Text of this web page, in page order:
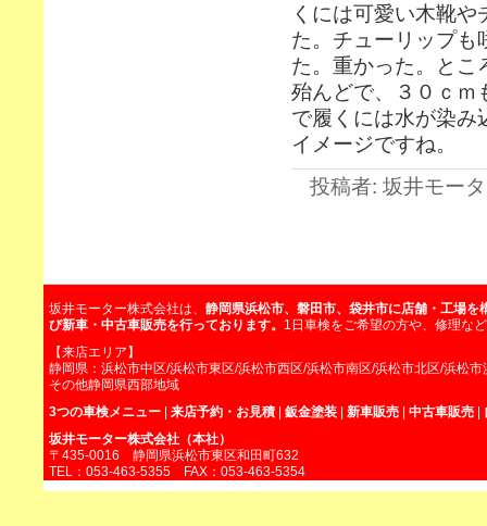
くには可愛い木靴
た。チューリップも
た。重かった。とこ
殆んどで、３０ｃｍ
で履くには水が染み
イメージですね。
投稿者: 坂井モー
坂井モーター株式会社は、 静岡県浜松市、磐田市、袋井市に店舗・工場
び新車・中古車販売を行っております。 1日車検をご希望の方や、修理な
【来店エリア】
静岡県：浜松市中区/浜松市東区/浜松市西区/浜松市南区/浜松市北区/浜松
その他静岡県西部地域
3つの車検メニュー
来店予約・お見積 鈑金塗装 新車販売 中古車販売
坂井モーター株式会社（本社）
〒435-0016 静岡県浜松市東区和田町632
TEL：053-463-5355 FAX：053-463-5354